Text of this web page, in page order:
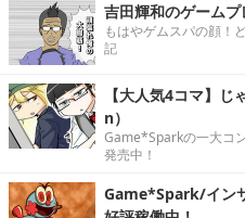
吉田輝和のゲーム
もはやゲムスパの顔！
記
【大人気4コマ】
n）
Game*Sparkの一大コ
発売中！
Game*Spark/イン